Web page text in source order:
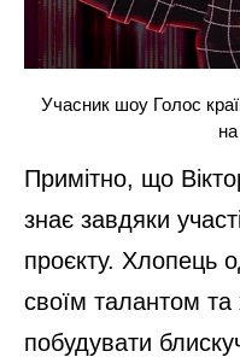
Учасник шоу Голос
Примітно, що
знає завдяки
проєкту. Хлопець
своїм талантом та
побудувати